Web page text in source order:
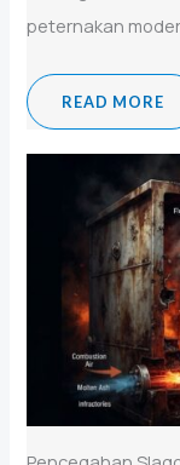
peternakan
READ MORE